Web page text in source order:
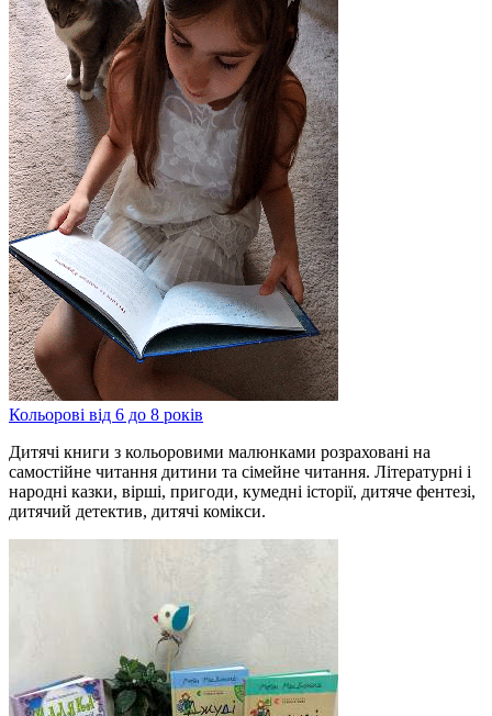
Кольорові від 6 до 8 років
Дитячі книги з кольоровими малюнками розраховані на
самостійне читання дитини та сімейне читання. Літературні і
народні казки, вірші, пригоди, кумедні історії, дитяче фентезі,
дитячий детектив, дитячі комікси.